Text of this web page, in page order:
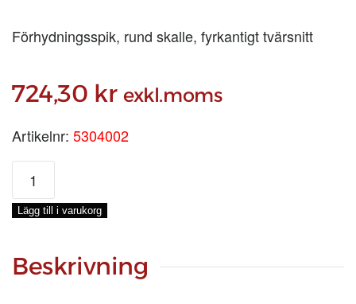
Förhydningsspik, rund skalle, fyrkantigt tvärsnitt
724,30 kr exkl.moms
Artikelnr: 5304002
KOPPARSPIK
KULLRIG
SKALLE
3,3
35,
1-
Lägg till i varukorg
Beskrivning